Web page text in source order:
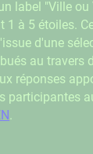
label "Ville ou
1 à 5 étoiles.
d'une
au travers
réponses
participantes
.